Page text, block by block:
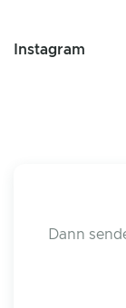
Instagram
Dann